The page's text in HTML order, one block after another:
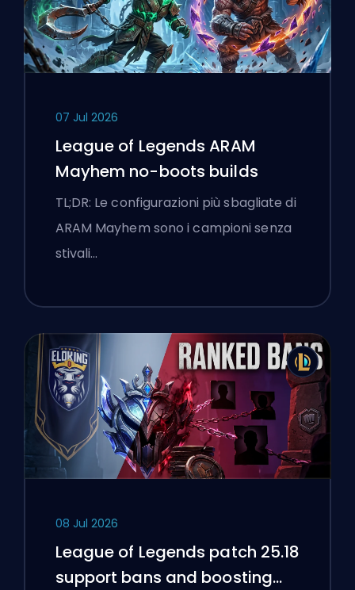
07 Jul 2026
League of Legends ARAM
Mayhem no-boots builds
TL;DR: Le configurazioni più sbagliate di
ARAM Mayhem sono i campioni senza
stivali…
08 Jul 2026
League of Legends patch 25.18
support bans and boosting